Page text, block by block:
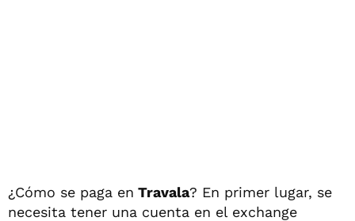
¿Cómo se paga en Travala? En primer lugar, se
necesita tener una cuenta en el exchange